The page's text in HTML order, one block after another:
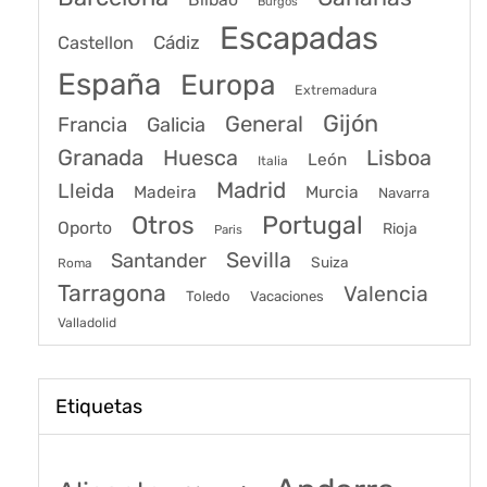
Castellon Cádiz Escapadas
España Europa Extremadura
Francia Galicia General Gijón
Granada Huesca Italia León Lisboa
Lleida Madeira Madrid Murcia Navarra
Oporto Otros Paris Portugal Rioja
Roma Santander Sevilla Suiza
Tarragona Toledo Vacaciones Valencia
Valladolid
Etiquetas